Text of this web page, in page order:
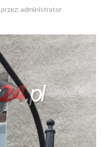
przez: administrator